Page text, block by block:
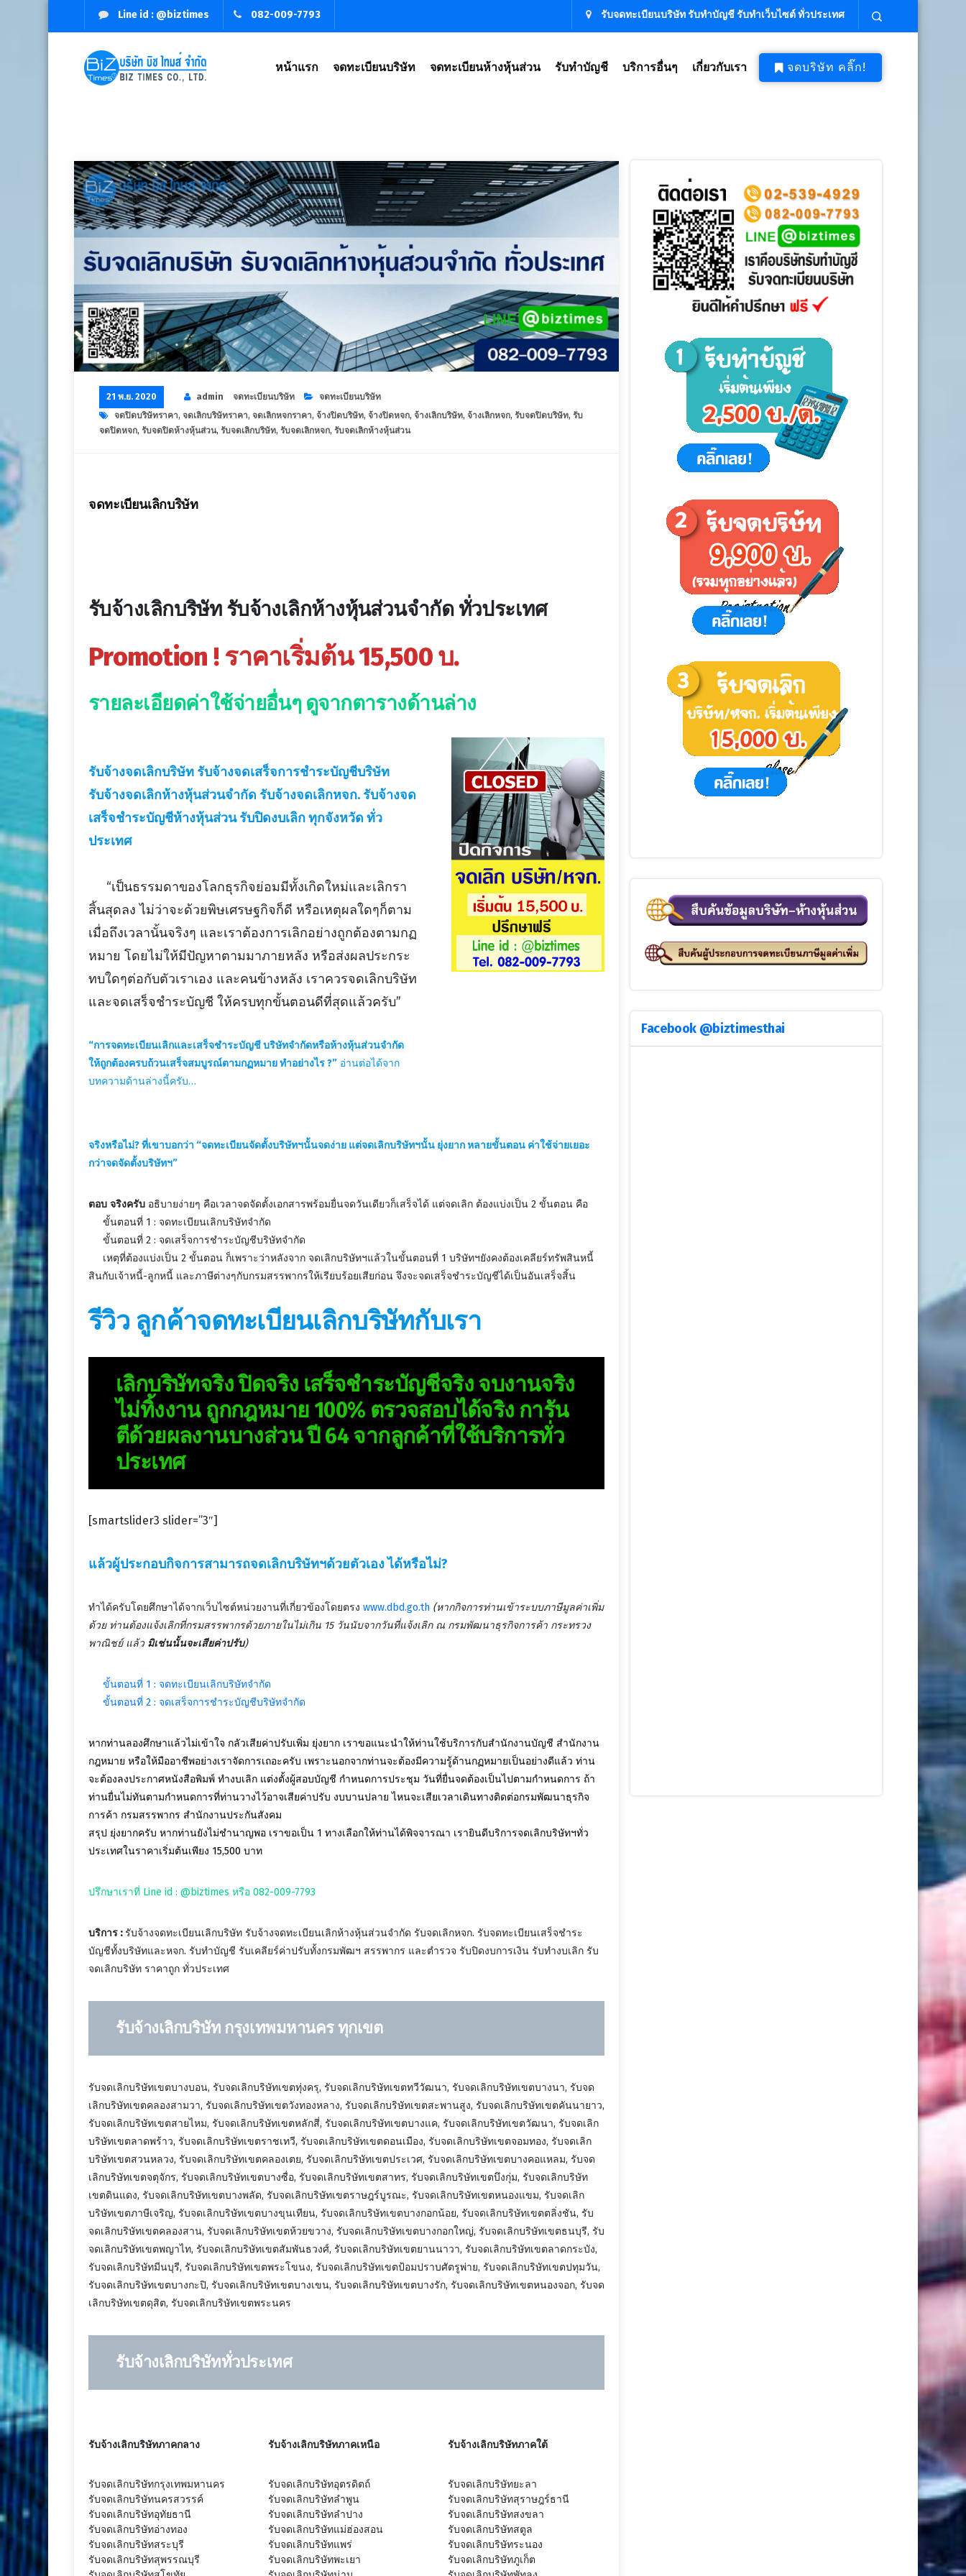
Line id : @biztimes 082-009-7793 รับจดทะเบียนบริษัท รับทำบัญชี รับทำเว็บไซต์ ทั่วประเทศ
หน้าแรก จดทะเบียนบริษัท จดทะเบียนห้างหุ้นส่วน รับทำบัญชี บริการอื่นๆ เกี่ยวกับเรา จดบริษัท คลิ๊ก!
21 พ.ย. 2020 admin จดทะเบียนบริษัท
จดทะเบียนบริษัท
จดปิดบริษัทราคา, จดเลิกบริษัทราคา, จดเลิกหจกราคา, จ้างปิดบริษัท, จ้างปิดหจก, จ้างเลิกบริษัท, จ้างเลิกหจก, รับจดปิดบริษัท, รับ
จดปิดหจก, รับจดปิดห้างหุ้นส่วน, รับจดเลิกบริษัท, รับจดเลิกหจก, รับจดเลิกห้างหุ้นส่วน
จดทะเบียนเลิกบริษัท
รับจ้างเลิกบริษัท รับจ้างเลิกห้างหุ้นส่วนจำกัด ทั่วประเทศ
Promotion ! ราคาเริ่มต้น 15,500 บ.
รายละเอียดค่าใช้จ่ายอื่นๆ ดูจากตารางด้านล่าง
รับจ้างจดเลิกบริษัท รับจ้างจดเสร็จการชำระบัญชีบริษัท
รับจ้างจดเลิกห้างหุ้นส่วนจำกัด รับจ้างจดเลิกหจก. รับจ้างจด
เสร็จชำระบัญชีห้างหุ้นส่วน รับปิดงบเลิก ทุกจังหวัด ทั่ว
ประเทศ
“เป็นธรรมดาของโลกธุรกิจย่อมมีทั้งเกิดใหม่และเลิกรา
สิ้นสุดลง ไม่ว่าจะด้วยพิษเศรษฐกิจก็ดี หรือเหตุผลใดๆก็ตาม
เมื่อถึงเวลานั้นจริงๆ และเราต้องการเลิกอย่างถูกต้องตามกฏ
หมาย โดยไม่ให้มีปัญหาตามมาภายหลัง หรือส่งผลประกระ
ทบใดๆต่อกับตัวเราเอง และคนข้างหลัง เราควรจดเลิกบริษัท
และจดเสร็จชำระบัญชี ให้ครบทุกขั้นตอนดีที่สุดแล้วครับ”
“การจดทะเบียนเลิกและเสร็จชำระบัญชีบริษัทจำกัดหรือห้างหุ้นส่วนจำกัด
ให้ถูกต้องครบถ้วนเสร็จสมบูรณ์ตามกฏหมาย ทำอย่างไร ?” อ่านต่อได้จาก
บทความด้านล่างนี้ครับ…
จริงหรือไม่? ที่เขาบอกว่า “จดทะเบียนจัดตั้งบริษัทฯนั้นจดง่าย แต่จดเลิกบริษัทฯนั้น ยุ่งยาก หลายขั้นตอน ค่าใช้จ่ายเยอะ
กว่าจดจัดตั้งบริษัทฯ”
ตอบ จริงครับ อธิบายง่ายๆ คือเวลาจดจัดตั้งเอกสารพร้อมยื่นจดวันเดียวก็เสร็จได้ แต่จดเลิก ต้องแบ่งเป็น 2 ขั้นตอน คือ
ขั้นตอนที่ 1 : จดทะเบียนเลิกบริษัทจำกัด
ขั้นตอนที่ 2 : จดเสร็จการชำระบัญชีบริษัทจำกัด
เหตุที่ต้องแบ่งเป็น 2 ขั้นตอน ก็เพราะว่าหลังจาก จดเลิกบริษัทฯแล้วในขั้นตอนที่ 1 บริษัทฯยังคงต้องเคลียร์ทรัพสินหนี้
สินกับเจ้าหนี้-ลูกหนี้ และภาษีต่างๆกับกรมสรรพากรให้เรียบร้อยเสียก่อน จึงจะจดเสร็จชำระบัญชีได้เป็นอันเสร็จสิ้น
รีวิว ลูกค้าจดทะเบียนเลิกบริษัทกับเรา
เลิกบริษัทจริง ปิดจริง เสร็จชำระบัญชีจริง จบงานจริง
ไม่ทิ้งงาน ถูกกฎหมาย 100% ตรวจสอบได้จริง การัน
ตีด้วยผลงานบางส่วน ปี 64 จากลูกค้าที่ใช้บริการทั่ว
ประเทศ
[smartslider3 slider=”3″]
แล้วผู้ประกอบกิจการสามารถจดเลิกบริษัทฯด้วยตัวเอง ได้หรือไม่?
ทำได้ครับโดยศึกษาได้จากเว็บไซต์หน่วยงานที่เกี่ยวข้องโดยตรง www.dbd.go.th (หากกิจการท่านเข้าระบบภาษีมูลค่าเพิ่ม
ด้วย ท่านต้องแจ้งเลิกที่กรมสรรพากรด้วยภายในไม่เกิน 15 วันนับจากวันที่แจ้งเลิก ณ กรมพัฒนาธุรกิจการค้า กระทรวง
พาณิชย์ แล้ว มิเช่นนั้นจะเสียค่าปรับ)
ขั้นตอนที่ 1 : จดทะเบียนเลิกบริษัทจำกัด
ขั้นตอนที่ 2 : จดเสร็จการชำระบัญชีบริษัทจำกัด
หากท่านลองศึกษาแล้วไม่เข้าใจ กลัวเสียค่าปรับเพิ่ม ยุ่งยาก เราขอแนะนำให้ท่านใช้บริการกับสำนักงานบัญชี สำนักงาน
กฎหมาย หรือให้มืออาชีพอย่างเราจัดการเถอะครับ เพราะนอกจากท่านจะต้องมีความรู้ด้านกฏหมายเป็นอย่างดีแล้ว ท่าน
จะต้องลงประกาศหนังสือพิมพ์ ทำงบเลิก แต่งตั้งผู้สอบบัญชี กำหนดการประชุม วันที่ยื่นจดต้องเป็นไปตามกำหนดการ ถ้า
ท่านยื่นไม่ทันตามกำหนดการที่ท่านวางไว้อาจเสียค่าปรับ งบบานปลาย ไหนจะเสียเวลาเดินทางติดต่อกรมพัฒนาธุรกิจ
การค้า กรมสรรพากร สำนักงานประกันสังคม
สรุป ยุ่งยากครับ หากท่านยังไม่ชำนาญพอ เราขอเป็น 1 ทางเลือกให้ท่านได้พิจจารณา เรายินดีบริการจดเลิกบริษัทฯทั่ว
ประเทศในราคาเริ่มต้นเพียง 15,500 บาท
ปรึกษาเราที่ Line id : @biztimes หรือ 082-009-7793
บริการ :รับจ้างจดทะเบียนเลิกบริษัท รับจ้างจดทะเบียนเลิกห้างหุ้นส่วนจำกัด รับจดเลิกหจก. รับจดทะเบียนเสร็จชำระ
บัญชีทั้งบริษัทและหจก. รับทำบัญชี รับเคลียร์ค่าปรับทั้งกรมพัฒฯ สรรพากร และตำรวจ รับปิดงบการเงิน รับทำงบเลิก รับ
จดเลิกบริษัท ราคาถูก ทั่วประเทศ
รับจ้างเลิกบริษัท กรุงเทพมหานคร ทุกเขต
รับจดเลิกบริษัทเขตบางบอน, รับจดเลิกบริษัทเขตทุ่งครุ, รับจดเลิกบริษัทเขตทวีวัฒนา, รับจดเลิกบริษัทเขตบางนา, รับจด
เลิกบริษัทเขตคลองสามวา, รับจดเลิกบริษัทเขตวังทองหลาง, รับจดเลิกบริษัทเขตสะพานสูง, รับจดเลิกบริษัทเขตคันนายาว,
รับจดเลิกบริษัทเขตสายไหม, รับจดเลิกบริษัทเขตหลักสี่, รับจดเลิกบริษัทเขตบางแค, รับจดเลิกบริษัทเขตวัฒนา, รับจดเลิก
บริษัทเขตลาดพร้าว, รับจดเลิกบริษัทเขตราชเทวี, รับจดเลิกบริษัทเขตดอนเมือง, รับจดเลิกบริษัทเขตจอมทอง, รับจดเลิก
บริษัทเขตสวนหลวง, รับจดเลิกบริษัทเขตคลองเตย, รับจดเลิกบริษัทเขตประเวศ, รับจดเลิกบริษัทเขตบางคอแหลม, รับจด
เลิกบริษัทเขตจตุจักร, รับจดเลิกบริษัทเขตบางซื่อ, รับจดเลิกบริษัทเขตสาทร, รับจดเลิกบริษัทเขตบึงกุ่ม, รับจดเลิกบริษัท
เขตดินแดง, รับจดเลิกบริษัทเขตบางพลัด, รับจดเลิกบริษัทเขตราษฎร์บูรณะ, รับจดเลิกบริษัทเขตหนองแขม, รับจดเลิก
บริษัทเขตภาษีเจริญ, รับจดเลิกบริษัทเขตบางขุนเทียน, รับจดเลิกบริษัทเขตบางกอกน้อย, รับจดเลิกบริษัทเขตตลิ่งชัน, รับ
จดเลิกบริษัทเขตคลองสาน, รับจดเลิกบริษัทเขตห้วยขวาง, รับจดเลิกบริษัทเขตบางกอกใหญ่, รับจดเลิกบริษัทเขตธนบุรี, รับ
จดเลิกบริษัทเขตพญาไท, รับจดเลิกบริษัทเขตสัมพันธวงศ์, รับจดเลิกบริษัทเขตยานนาวา, รับจดเลิกบริษัทเขตลาดกระบัง,
รับจดเลิกบริษัทมีนบุรี, รับจดเลิกบริษัทเขตพระโขนง, รับจดเลิกบริษัทเขตป้อมปราบศัตรูพ่าย, รับจดเลิกบริษัทเขตปทุมวัน,
รับจดเลิกบริษัทเขตบางกะปิ, รับจดเลิกบริษัทเขตบางเขน, รับจดเลิกบริษัทเขตบางรัก, รับจดเลิกบริษัทเขตหนองจอก, รับจด
เลิกบริษัทเขตดุสิต, รับจดเลิกบริษัทเขตพระนคร
รับจ้างเลิกบริษัททั่วประเทศ
รับจ้างเลิกบริษัทภาคกลาง
รับจดเลิกบริษัทกรุงเทพมหานคร
รับจดเลิกบริษัทนครสวรรค์
รับจดเลิกบริษัทอุทัยธานี
รับจดเลิกบริษัทอ่างทอง
รับจดเลิกบริษัทสระบุรี
รับจดเลิกบริษัทสุพรรณบุรี
รับจ้างเลิกบริษัทภาคเหนือ
รับจดเลิกบริษัทอุตรดิตถ์
รับจดเลิกบริษัทลำพูน
รับจดเลิกบริษัทลำปาง
รับจดเลิกบริษัทแม่ฮ่องสอน
รับจดเลิกบริษัทแพร่
รับจดเลิกบริษัทพะเยา
รับจ้างเลิกบริษัทภาคใต้
รับจดเลิกบริษัทยะลา
รับจดเลิกบริษัทสุราษฎร์ธานี
รับจดเลิกบริษัทสงขลา
รับจดเลิกบริษัทสตูล
รับจดเลิกบริษัทระนอง
รับจดเลิกบริษัทภูเก็ต
Facebook @biztimesthai